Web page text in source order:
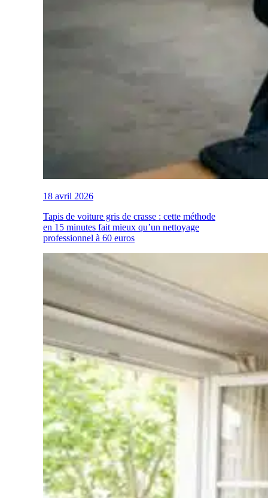
18 avril 2026
Tapis de voiture gris de crasse : cette méthode
en 15 minutes fait mieux qu’un nettoyage
professionnel à 60 euros